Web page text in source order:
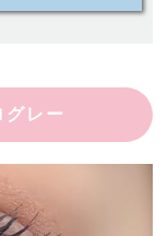
レー